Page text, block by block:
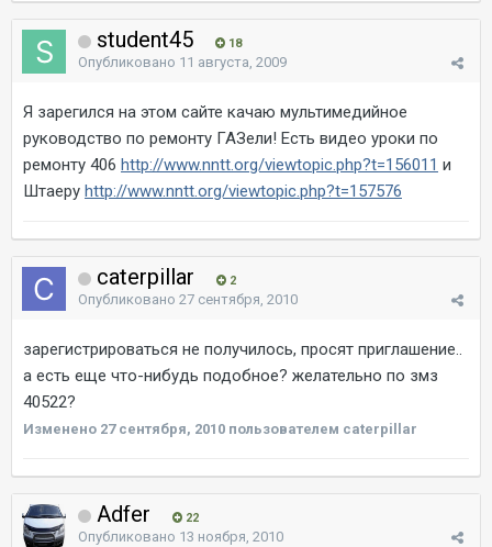
student45 18
Опубликовано 11 августа, 2009
Я зарегился на этом сайте качаю мультимедийное
руководство по ремонту ГАЗели! Есть видео уроки по
ремонту 406 http://www.nntt.org/viewtopic.php?t=156011 и
Штаеру http://www.nntt.org/viewtopic.php?t=157576
caterpillar 2
Опубликовано 27 сентября, 2010
зарегистрироваться не получилось, просят приглашение..
а есть еще что-нибудь подобное? желательно по змз
40522?
Изменено 27 сентября, 2010 пользователем caterpillar
Adfer 22
Опубликовано 13 ноября, 2010